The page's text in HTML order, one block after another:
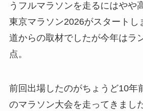
うフルマラソンを走るにはやや
東京マラソン2026がスタートし
道からの取材でしたが今年はラ
点。
前回出場したのがちょうど10年
のマラソン大会を走ってきまし